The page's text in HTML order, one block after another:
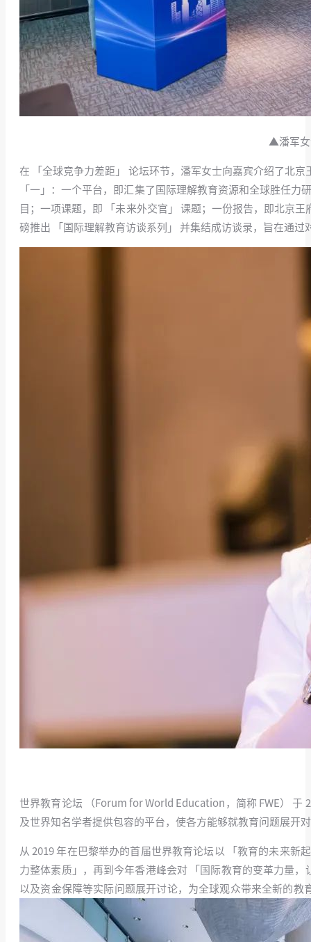
▲潘军女
在 「全球竞争力差距」 论坛环节，潘军女士向嘉宾介绍了北
「一」：一个平台，即汇集了国际理解教育资源和全球胜任
目；一项课题，即 「未来外交官」 课题；一份报告，即北京
磅推出 「国际理解教育访谈系列」 并集结成访谈录，旨在通
世界教育论坛 （Forum for World Education，简称 FWE） 于
及世界知名学者提供包容的平台，使各方能够就教育问题展开
从 2019 年在巴黎举办的首届世界教育论坛以 「教育的未来新
力整体素质」，再到今年香港峰会对 「国际教育的变革力量
以及资金保障等实际问题展开讨论，为全球观众带来全新的